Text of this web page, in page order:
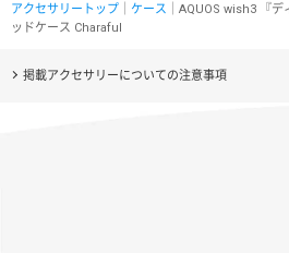
アクセサリートップ ケース ｜AQUOS wish3 『
ッドケース Charaful
掲載アクセサリーについての注意事項